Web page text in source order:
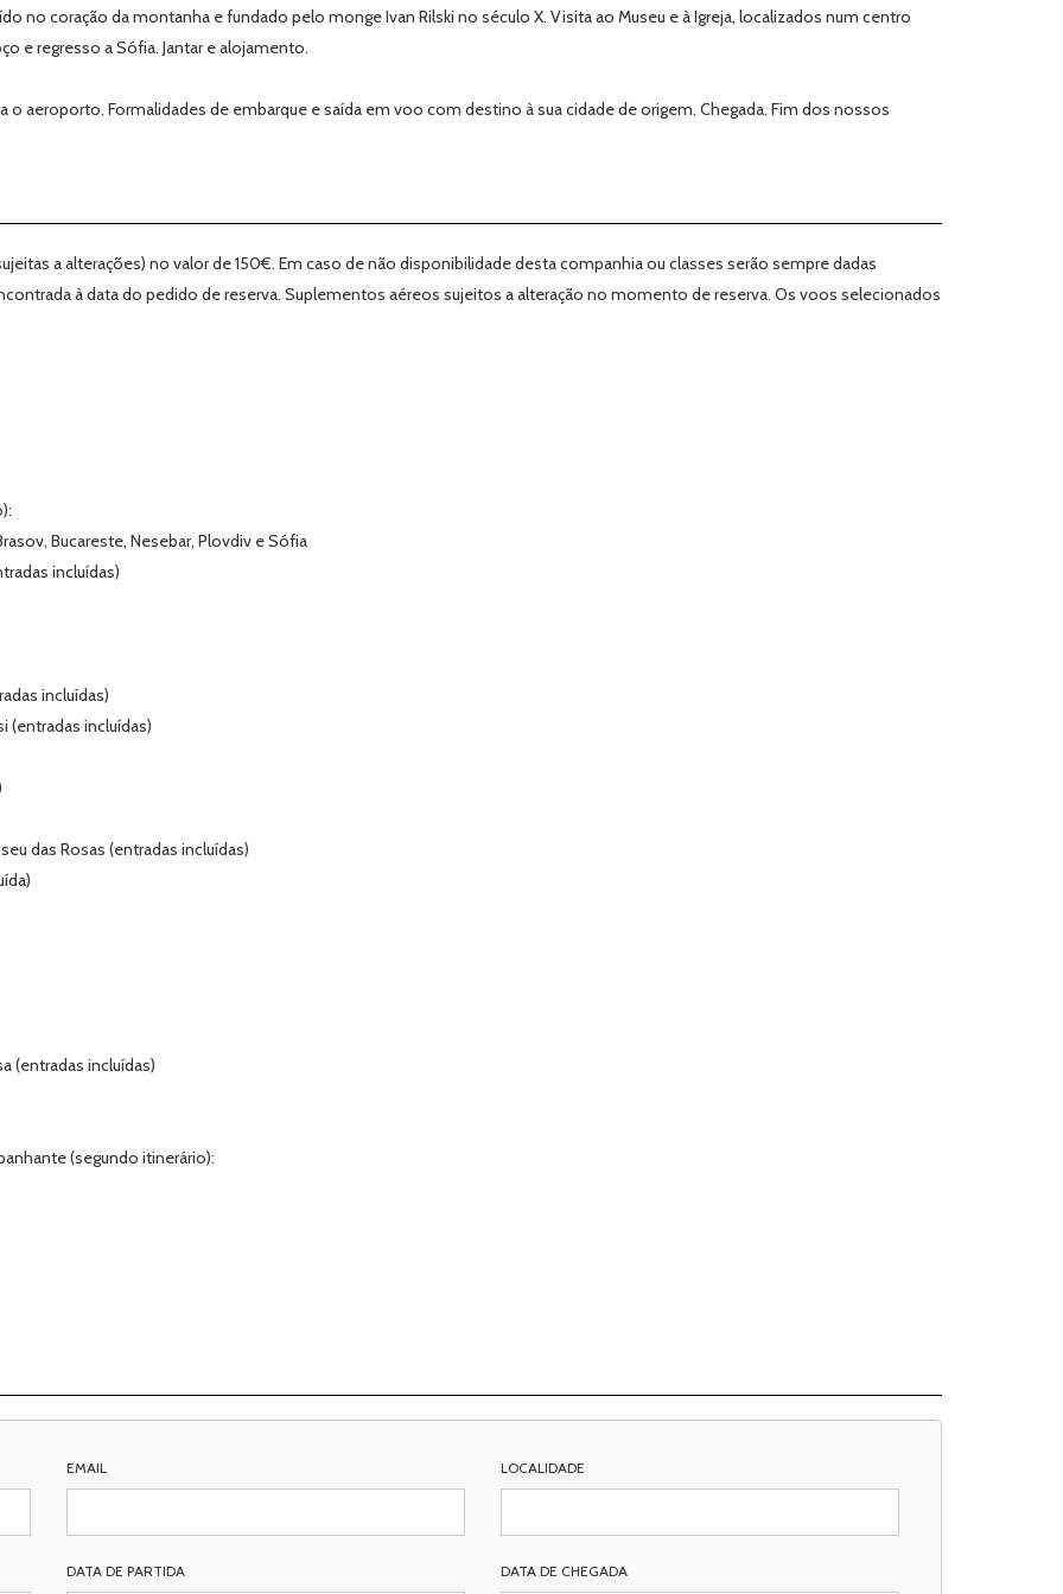
no coração da montanha e fundado pelo monge Ivan Rilski no século X. Visita ao Museu e à Igreja, localizados num centro
e regresso a Sófia. Jantar e alojamento.
aeroporto. Formalidades de embarque e saída em voo com destino à sua cidade de origem. Chegada. Fim dos nossos
a alterações) no valor de 150€. Em caso de não disponibilidade desta companhia ou classes serão sempre dadas
à data do pedido de reserva. Suplementos aéreos sujeitos a alteração no momento de reserva. Os voos selecionados
Bucareste, Nesebar, Plovdiv e Sófia
incluídas)
incluídas)
(entradas incluídas)
das Rosas (entradas incluídas)
(entradas incluídas)
(segundo itinerário):
EMAIL LOCALIDADE
DATA DE PARTIDA DATA DE CHEGADA